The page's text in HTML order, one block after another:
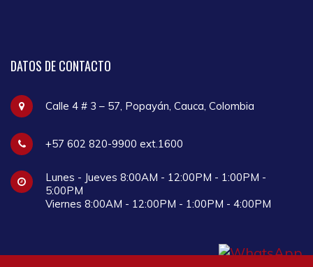
DATOS DE CONTACTO
Calle 4 # 3 – 57, Popayán, Cauca, Colombia
+57 602 820-9900 ext.1600
Lunes - Jueves 8:00AM - 12:00PM - 1:00PM -
5:00PM
Viernes 8:00AM - 12:00PM - 1:00PM - 4:00PM